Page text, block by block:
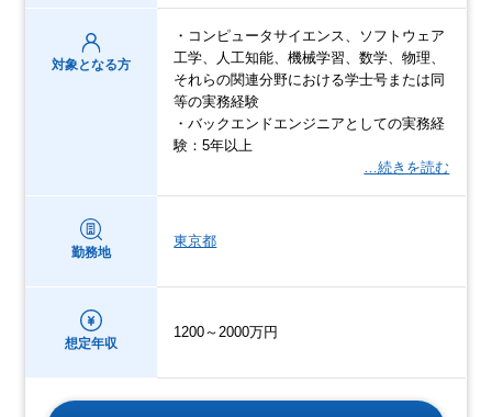
対象となる方
・コンピュータサイエンス、ソフトウェア
工学、人工知能、機械学習、数学、物理、
それらの関連分野における学士号または同
等の実務経験
・バックエンドエンジニアとしての実務経
験：5年以上
…続きを読む
勤務地
東京都
想定年収
1200～2000万円